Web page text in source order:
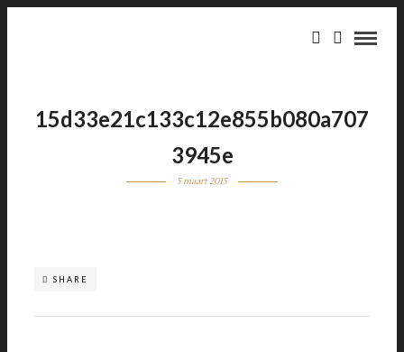
15d33e21c133c12e855b080a707
3945e
5 maart 2015
SHARE